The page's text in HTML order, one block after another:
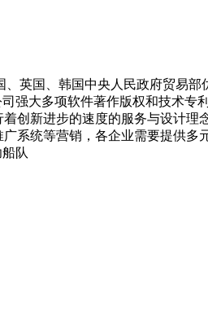
英国、韩国中央人民政府贸易
强大多项软件著作版权和技术专
创新进步的速度的服务与设计理
系统等营销，各企业需要提供多
队